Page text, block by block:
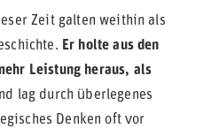
Zeit galten weithin als
Er holte aus den
Leistung heraus, als
lag durch überlegenes
Denken oft vor